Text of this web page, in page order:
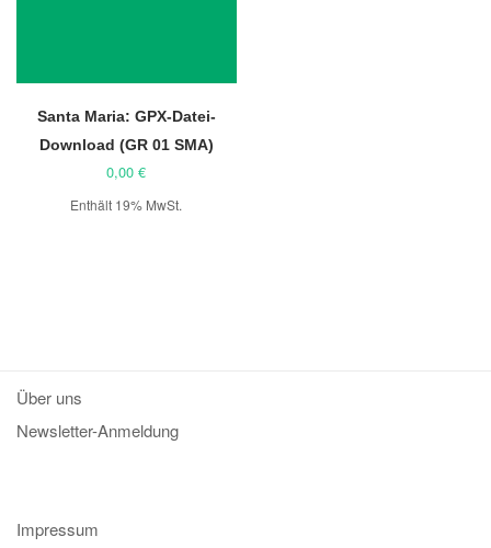
Santa Maria: GPX-Datei-
Download (GR 01 SMA)
0,00€
Enthält 19% MwSt.
Über uns
Newsletter-Anmeldung
Impressum